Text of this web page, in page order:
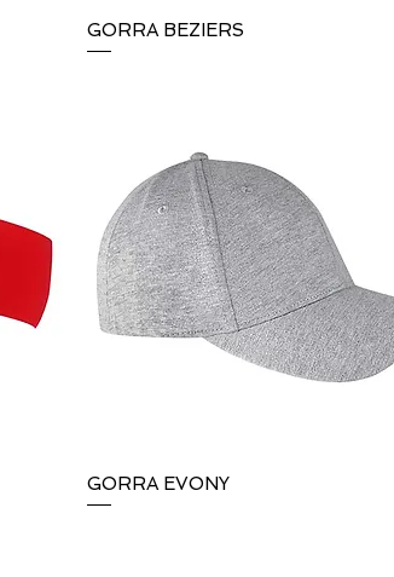
Vista rápida
GORRA BEZIERS
Vista rápida
GORRA EVONY